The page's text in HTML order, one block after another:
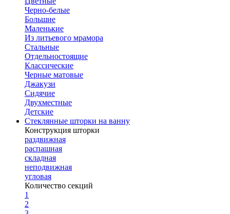
Черно-белые
Большие
Маленькие
Из литьевого мрамора
Стальные
Отдельностоящие
Классические
Черные матовые
Джакузи
Сидячие
Двухместные
Детские
Стеклянные шторки на ванну
Конструкция шторки
раздвижная
распашная
складная
неподвижная
угловая
Количество секций
1
2